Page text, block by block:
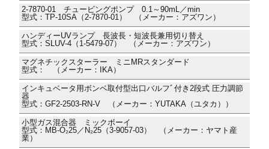
2-7870-01 チュービングポンプ 0.1～90mL／min
型式：TP-10SA（2-7870-01） （メーカー：アズワン）
ハンディーUVランプ 長波長・短波長兼用切り替え
型式：SLUV-4（1-5479-07） （メーカー：アズワン）
マグネチックスターラー ミニMRスタンダード
型式： （メーカー：IKA）
インキュベータ用ボンベ取付型出口バルフﾞ付き2段式 圧力調節
器
型式：GF2-2503-RN-V （メーカー：YUTAKA（ユタカ））
小型ガス混合器 ミックボーイ
型式：MB-O₂25／N₂25（3-9057-03） （メーカー：ヤマト産
業）